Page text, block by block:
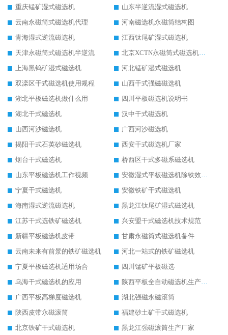
重庆锰矿湿式磁选机
山东半逆流湿式磁选机
云南永磁筒式磁选机代理
河南磁选机永磁筒结构图
青海湿式逆流磁选机
江西钛尾矿湿式磁选机
天津永磁筒式磁选机半逆流
北京XCTN永磁筒式磁选机磁块位置
上海黑钨矿湿式磁选机
河北锰矿湿式磁选机
双滦区干式磁选机使用规程
山西干式强磁磁选机
湖北平板磁选机做什么用
四川平板磁选机说明书
湖北干式磁选机
汉中干式磁选机
山西河沙磁选机
广西河沙磁选机
揭阳干式石英砂磁选机
西安干式磁选机厂家
烟台干式磁选机
桥西区干式多磁系磁选机
山东平板磁选机工作视频
安徽湿式平板磁选机除铁效果怎么样
宁夏干式磁选机
安徽铁矿干式磁选机
海南湿式逆流磁选机
黑龙江钛尾矿湿式磁选机
江苏干式选铁矿磁选机
兴安盟干式磁选机技术规范
新疆平板磁选机皮带
甘肃永磁筒式磁选机备件
云南未来有前景的铁矿磁选机
河北一站式的铁矿磁选机
宁夏平板磁选机适用场合
四川锰矿平板磁选
乌海干式磁选机的应用
陕西平板全自动磁选机生产厂家
广西平板高梯度磁选机
湖北强磁永磁滚筒
陕西皮带永磁滚筒
福建砂土矿干式磁选机
北京铁矿干式磁选机
黑龙江强磁滚筒生产厂家